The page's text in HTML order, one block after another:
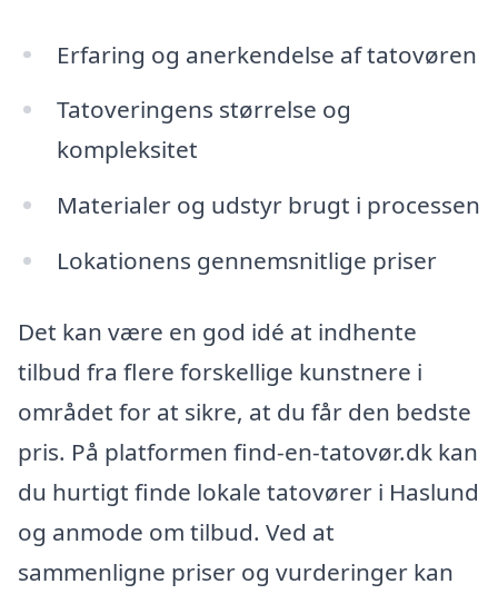
Erfaring og anerkendelse af tatovøren
Tatoveringens størrelse og
kompleksitet
Materialer og udstyr brugt i processen
Lokationens gennemsnitlige priser
Det kan være en god idé at indhente
tilbud fra flere forskellige kunstnere i
området for at sikre, at du får den bedste
pris. På platformen find-en-tatovør.dk kan
du hurtigt finde lokale tatovører i Haslund
og anmode om tilbud. Ved at
sammenligne priser og vurderinger kan